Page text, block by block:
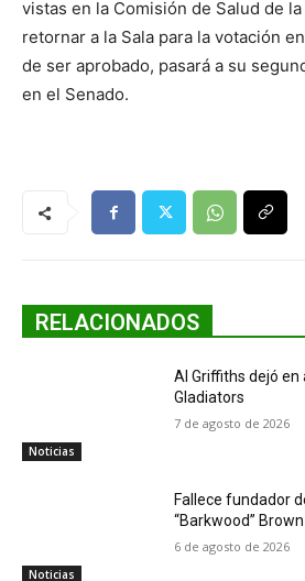
vistas en la Comisión de Salud de
retornar a la Sala para la votación
de ser aprobado, pasará a su
en el Senado.
RELACIONADOS
Noticias
Al Griffiths dejó en
Gladiators
7 de agosto de 2026
Noticias
Fallece fundador
“Barkwood” Brown
6 de agosto de 2026